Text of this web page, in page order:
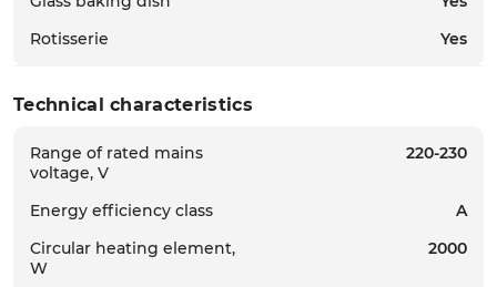
Rotisserie
Yes
Technical characteristics
Range of rated mains
voltage, V
220-230
Energy efficiency class
A
Circular heating element,
W
2000